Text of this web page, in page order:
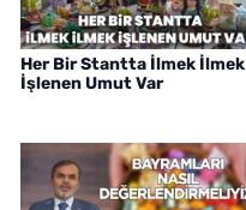
Her Bir Stantta İlmek İlmek
İşlenen Umut Var